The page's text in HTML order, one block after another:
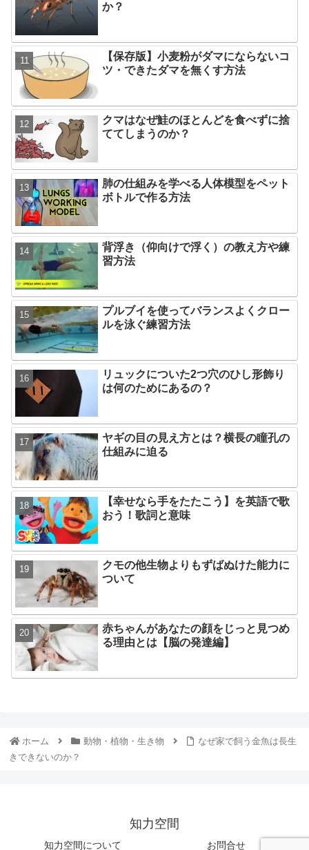
か？
【保存版】小麦粉がダマにならないコ
ツ・できたダマを無くす方法
クマはなぜ鮭のほとんどを食べずに捨
ててしまうのか？
肺の仕組みを学べる人体模型をペット
ボトルで作る方法
背浮き（仰向けで浮く）の教え方や練
習方法
プルブイを使ってバランスよくクロー
ルを泳ぐ練習方法
リュックについた2つ穴のひし形飾り
は何のためにあるの？
ヤギの目の見え方とは？横長の瞳孔の
仕組みに迫る
【幸せなら手をたたこう】を英語で歌
おう！歌詞と意味
クモの他生物よりもずばぬけた能力に
ついて
赤ちゃんがあなたの顔をじっと見つめ
る理由とは【脳の発達編】
ホーム 動物・植物・生き物
なぜ家で飼う金魚は長生
きできないのか？
知力空間
知力空間について お問合せ